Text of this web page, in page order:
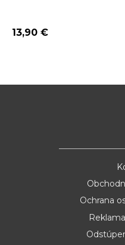
13,90 €
Ochrana